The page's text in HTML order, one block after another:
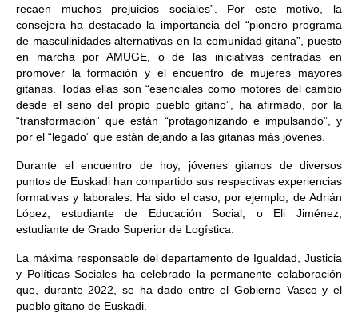
recaen muchos prejuicios sociales”. Por este motivo, la
consejera ha destacado la importancia del “pionero programa
de masculinidades alternativas en la comunidad gitana”, puesto
en marcha por AMUGE, o de las iniciativas centradas en
promover la formación y el encuentro de mujeres mayores
gitanas. Todas ellas son “esenciales como motores del cambio
desde el seno del propio pueblo gitano”, ha afirmado, por la
“transformación” que están “protagonizando e impulsando”, y
por el “legado” que están dejando a las gitanas más jóvenes.
Durante el encuentro de hoy, jóvenes gitanos de diversos
puntos de Euskadi han compartido sus respectivas experiencias
formativas y laborales. Ha sido el caso, por ejemplo, de Adrián
López, estudiante de Educación Social, o Eli Jiménez,
estudiante de Grado Superior de Logística.
La máxima responsable del departamento de Igualdad, Justicia
y Políticas Sociales ha celebrado la permanente colaboración
que, durante 2022, se ha dado entre el Gobierno Vasco y el
pueblo gitano de Euskadi.